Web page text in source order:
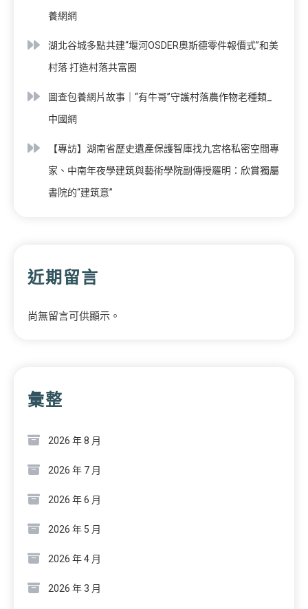
養網網
湖北谷城多點共建“堰河OSDER奧斯德零件報價式”和美
村落 打造村落共富圈
圖查包養網片故事｜“有牛哥”守護村落農作物老種類_
中國網
【專訪】湖南省歷史遺產保護智庫找九宮格私密空間專
家、中南年夜學建筑與藝術學院副傳授羅明：欣賞獨屬
書院的“建筑意”
近期留言
尚無留言可供顯示。
彙整
2026 年 8 月
2026 年 7 月
2026 年 6 月
2026 年 5 月
2026 年 4 月
2026 年 3 月